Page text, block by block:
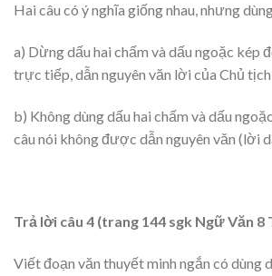
Hai câu có ý nghĩa giống nhau, nhưng
a) Dừng dấu hai chấm và dấu ngoặc kép
trực tiếp, dẫn nguyên văn lời của Chủ
b) Không dùng dấu hai chấm và dấu
câu nói không được dẫn nguyên văn (lời
Trả lời câu 4 (trang 144 sgk Ngữ Văn 8
Viết đoạn văn thuyết minh ngắn có dùng